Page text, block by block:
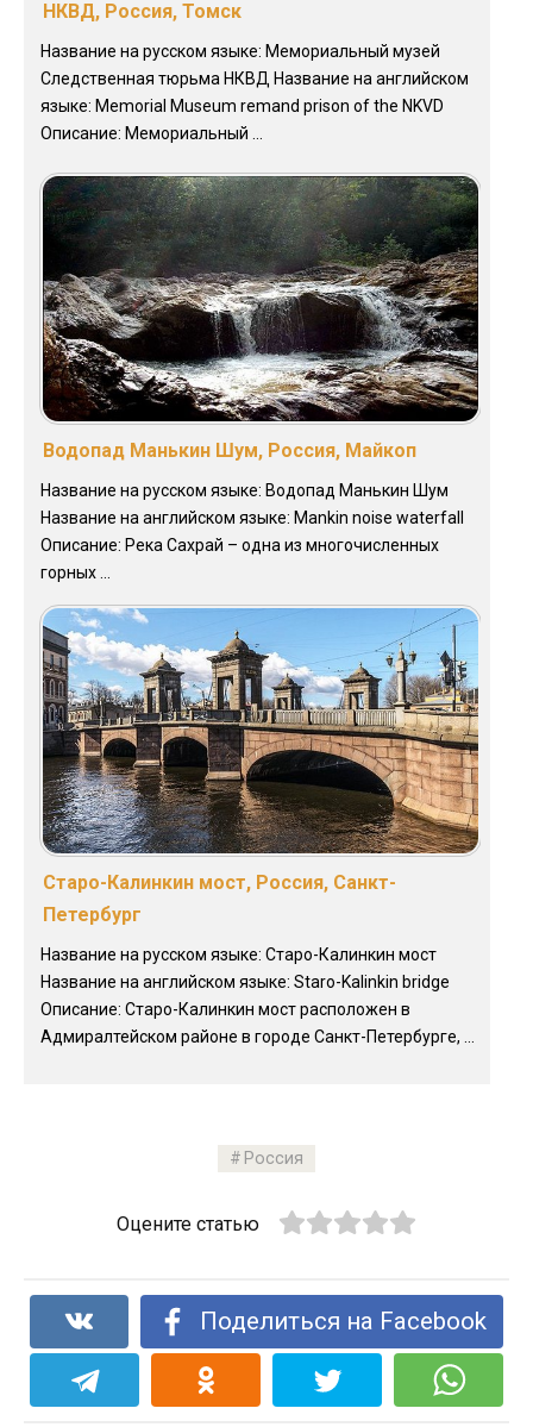
НКВД, Россия, Томск
Название на русском языке: Мемориальный музей
Следственная тюрьма НКВД Название на английском
языке: Memorial Museum remand prison of the NKVD
Описание: Мемориальный ...
Водопад Манькин Шум, Россия, Майкоп
Название на русском языке: Водопад Манькин Шум
Название на английском языке: Mankin noise waterfall
Описание: Река Сахрай – одна из многочисленных
горных ...
Старо-Калинкин мост, Россия, Санкт-
Петербург
Название на русском языке: Старо-Калинкин мост
Название на английском языке: Staro-Kalinkin bridge
Описание: Старо-Калинкин мост расположен в
Адмиралтейском районе в городе Санкт-Петербурге, ...
Россия
Оцените статью
Поделиться на Facebook